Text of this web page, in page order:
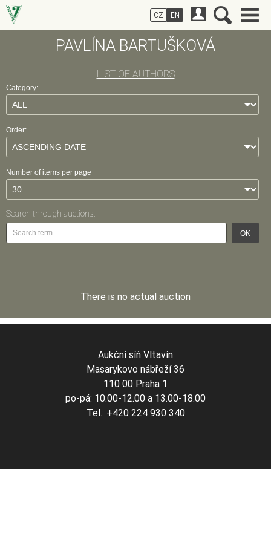
PAVLÍNA BARTUŠKOVÁ
LIST OF AUTHORS
Category:
Order:
Number of items per page
Search through auctions:
OK
There is no actual auction
CZ EN
Aukční síň Vltavín
Masarykovo nábřeží 36
110 00 Praha 1
po-pá: 10.00-12.00 a 13.00-18.00
Tel.: +420 224 930 340